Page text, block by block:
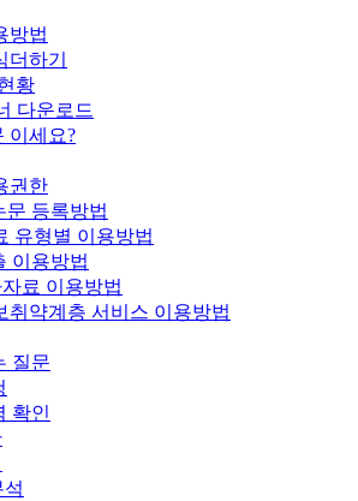
방법
더하기
황
다운로드
이세요?
권한
문 등록방법
유형별 이용방법
이용방법
료 이용방법
취약계층 서비스 이용방법
질문
확인
석